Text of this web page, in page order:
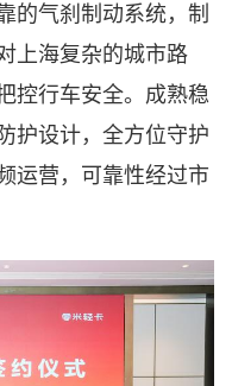
的气刹制动系统，制
上海复杂的城市路
控行车安全。成熟稳
护设计，全方位守护
运营，可靠性经过市